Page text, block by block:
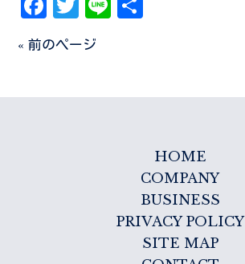
« 前のページ
HOME
COMPANY
BUSINESS
PRIVACY POLICY
SITE MAP